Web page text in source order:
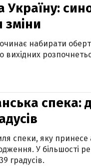
зміни
набирати
спека:
спеки, яку
У більшості
градусів.